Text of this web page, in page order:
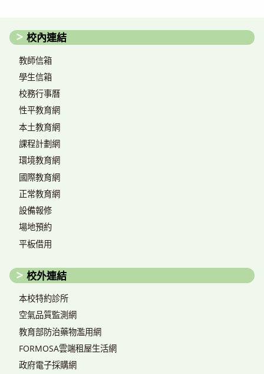
校內連結
教師信箱
學生信箱
校務行事曆
性平教育網
本土教育網
課程計劃網
環境教育網
國際教育網
正常教育網
設備報修
場地預約
平板借用
校外連結
本校特約診所
空氣品質監測網
教育部防治藥物濫用網
FORMOSA雲端租屋生活網
政府電子採購網